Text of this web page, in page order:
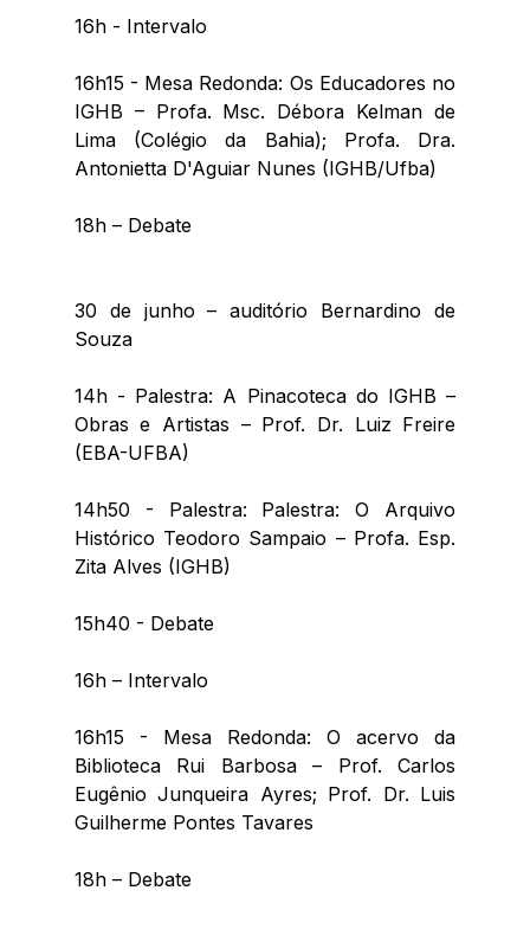
16h - Intervalo
16h15 - Mesa Redonda: Os Educadores no
IGHB – Profa. Msc. Débora Kelman de
Lima (Colégio da Bahia); Profa. Dra.
Antonietta D'Aguiar Nunes (IGHB/Ufba)
18h – Debate
30 de junho – auditório Bernardino de
Souza
14h - Palestra: A Pinacoteca do IGHB –
Obras e Artistas – Prof. Dr. Luiz Freire
(EBA-UFBA)
14h50 - Palestra: Palestra: O Arquivo
Histórico Teodoro Sampaio – Profa. Esp.
Zita Alves (IGHB)
15h40 - Debate
16h – Intervalo
16h15 - Mesa Redonda: O acervo da
Biblioteca Rui Barbosa – Prof. Carlos
Eugênio Junqueira Ayres; Prof. Dr. Luis
Guilherme Pontes Tavares
18h – Debate